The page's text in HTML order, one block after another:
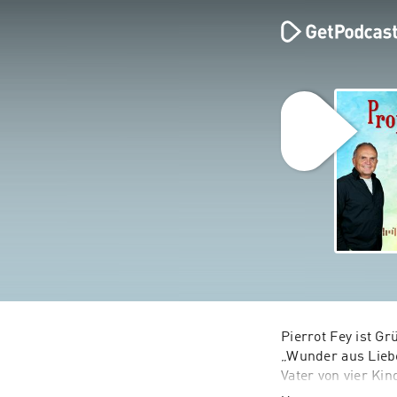
Pierrot Fey ist
„Wunder aus
Vater von vier